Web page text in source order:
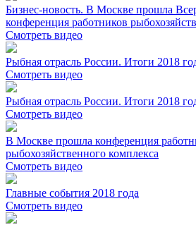
Бизнес-новость. В Москве прошла
конференция работников
Смотреть видео
Рыбная отрасль России. Итоги 2018
Смотреть видео
Рыбная отрасль России. Итоги 2018
Смотреть видео
В Москве прошла конференция
рыбохозяйственного комплекса
Смотреть видео
Главные события 2018 года
Смотреть видео